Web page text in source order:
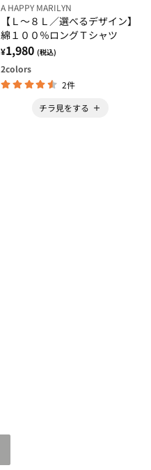
A HAPPY MARILYN
【Ｌ～８Ｌ／選べるデザイン】
綿１００％ロングＴシャツ
¥1,980 (税込)
2colors
2件
チラ見をする